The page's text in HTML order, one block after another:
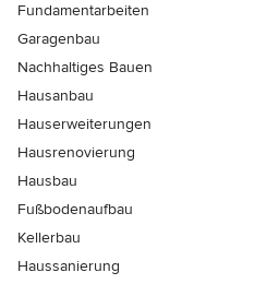
Fundamentarbeiten
Garagenbau
Nachhaltiges Bauen
Hausanbau
Hauserweiterungen
Hausrenovierung
Hausbau
Fußbodenaufbau
Kellerbau
Haussanierung